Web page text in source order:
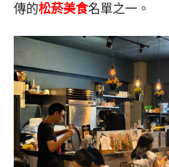
傳的松菸美食名單之一。